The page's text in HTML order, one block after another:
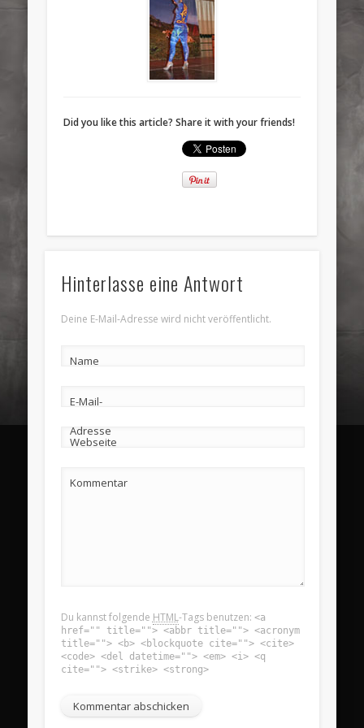
Did you like this article? Share it with your friends!
Hinterlasse eine Antwort
Deine E-Mail-Adresse wird nicht veröffentlicht.
Name
E-Mail-
Adresse
Webseite
Kommentar
Du kannst folgende HTML-Tags benutzen: <a
href="" title=""> <abbr title=""> <acronym
title=""> <b> <blockquote cite=""> <cite>
<code> <del datetime=""> <em> <i> <q
cite=""> <strike> <strong>